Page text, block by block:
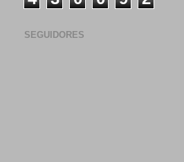
SEGUIDORES